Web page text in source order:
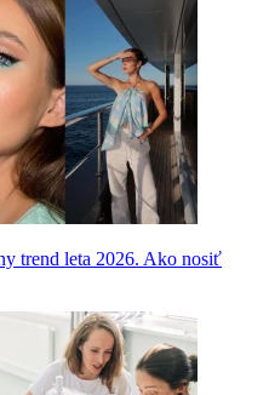
trend leta 2026. Ako nosiť